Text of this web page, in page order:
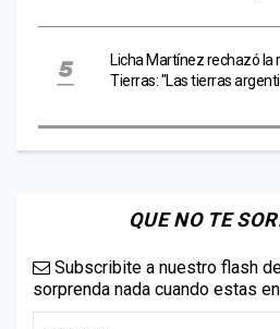
Licha Martínez rechazó la
Tierras: "Las tierras
QUE NO TE
Subscribite a nuestro flash
sorprenda nada cuando estas